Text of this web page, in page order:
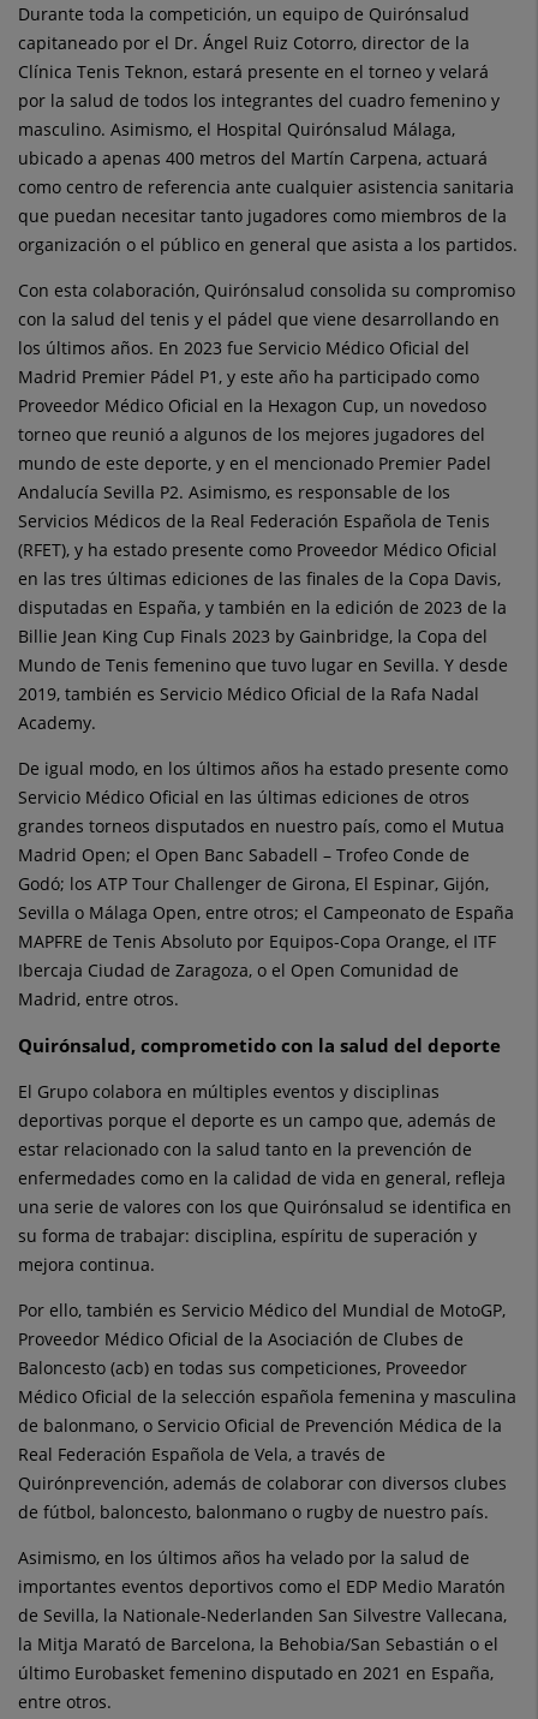
Durante toda la competición, un equipo de Quirónsalud
capitaneado por el Dr. Ángel Ruiz Cotorro, director de la
Clínica Tenis Teknon, estará presente en el torneo y velará
por la salud de todos los integrantes del cuadro femenino y
masculino. Asimismo, el Hospital Quirónsalud Málaga,
ubicado a apenas 400 metros del Martín Carpena, actuará
como centro de referencia ante cualquier asistencia sanitaria
que puedan necesitar tanto jugadores como miembros de la
organización o el público en general que asista a los partidos.
Con esta colaboración, Quirónsalud consolida su compromiso
con la salud del tenis y el pádel que viene desarrollando en
los últimos años. En 2023 fue Servicio Médico Oficial del
Madrid Premier Pádel P1, y este año ha participado como
Proveedor Médico Oficial en la Hexagon Cup, un novedoso
torneo que reunió a algunos de los mejores jugadores del
mundo de este deporte, y en el mencionado Premier Padel
Andalucía Sevilla P2. Asimismo, es responsable de los
Servicios Médicos de la Real Federación Española de Tenis
(RFET), y ha estado presente como Proveedor Médico Oficial
en las tres últimas ediciones de las finales de la Copa Davis,
disputadas en España, y también en la edición de 2023 de la
Billie Jean King Cup Finals 2023 by Gainbridge, la Copa del
Mundo de Tenis femenino que tuvo lugar en Sevilla. Y desde
2019, también es Servicio Médico Oficial de la Rafa Nadal
Academy.
De igual modo, en los últimos años ha estado presente como
Servicio Médico Oficial en las últimas ediciones de otros
grandes torneos disputados en nuestro país, como el Mutua
Madrid Open; el Open Banc Sabadell – Trofeo Conde de
Godó; los ATP Tour Challenger de Girona, El Espinar, Gijón,
Sevilla o Málaga Open, entre otros; el Campeonato de España
MAPFRE de Tenis Absoluto por Equipos-Copa Orange, el ITF
Ibercaja Ciudad de Zaragoza, o el Open Comunidad de
Madrid, entre otros.
Quirónsalud, comprometido con la salud del deporte
El Grupo colabora en múltiples eventos y disciplinas
deportivas porque el deporte es un campo que, además de
estar relacionado con la salud tanto en la prevención de
enfermedades como en la calidad de vida en general, refleja
una serie de valores con los que Quirónsalud se identifica en
su forma de trabajar: disciplina, espíritu de superación y
mejora continua.
Por ello, también es Servicio Médico del Mundial de MotoGP,
Proveedor Médico Oficial de la Asociación de Clubes de
Baloncesto (acb) en todas sus competiciones, Proveedor
Médico Oficial de la selección española femenina y masculina
de balonmano, o Servicio Oficial de Prevención Médica de la
Real Federación Española de Vela, a través de
Quirónprevención, además de colaborar con diversos clubes
de fútbol, baloncesto, balonmano o rugby de nuestro país.
Asimismo, en los últimos años ha velado por la salud de
importantes eventos deportivos como el EDP Medio Maratón
de Sevilla, la Nationale-Nederlanden San Silvestre Vallecana,
la Mitja Marató de Barcelona, la Behobia/San Sebastián o el
último Eurobasket femenino disputado en 2021 en España,
entre otros.